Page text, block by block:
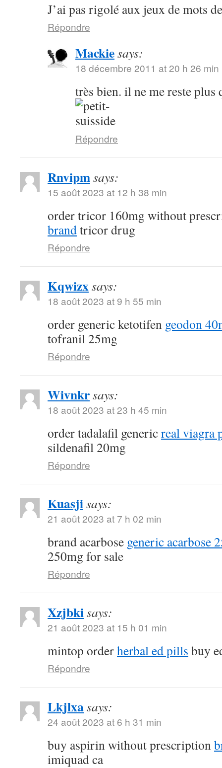
J’ai pas rigolé aux jeux de mots
Répondre
Mackiesays:
18 décembre 2011 at 20 h 26 min
très bien. il ne me reste plus
Répondre
Rnvipmsays:
15 août 2023 at 12 h 38 min
order tricor 160mg without
brandtricor drug
Répondre
Kqwizxsays:
18 août 2023 at 9 h 55 min
order generic ketotifen geodon
tofranil 25mg
Répondre
Wivnkrsays:
18 août 2023 at 23 h 45 min
order tadalafil genericreal viagra
sildenafil 20mg
Répondre
Kuasjisays:
21 août 2023 at 7 h 02 min
brand acarbose generic acarbose
250mg for sale
Répondre
Xzjbkisays:
21 août 2023 at 15 h 01 min
mintop orderherbal ed pills buy
Répondre
Lkjlxasays:
24 août 2023 at 6 h 31 min
buy aspirin without prescription
imiquad ca